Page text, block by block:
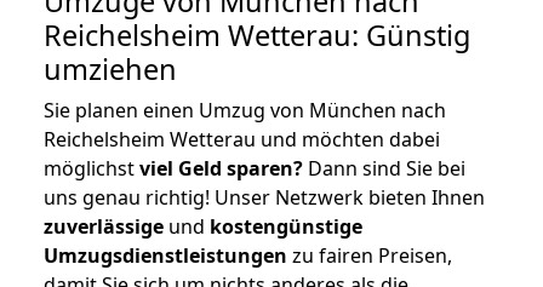
Reichelsheim Wetterau: Günstig
umziehen
Sie planen einen Umzug von München nach
Reichelsheim Wetterau und möchten dabei
möglichstviel Geld sparen? Dann sind Sie bei
uns genau richtig! Unser Netzwerk bieten Ihnen
zuverlässige und kostengünstige
Umzugsdienstleistungen zu fairen Preisen,